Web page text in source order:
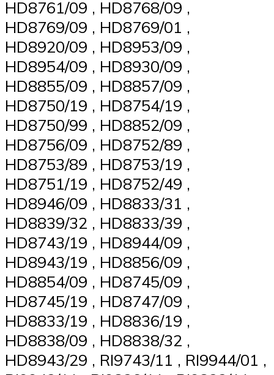
HD8761/09 , HD8768/09 ,
HD8769/09 , HD8769/01 ,
HD8920/09 , HD8953/09 ,
HD8954/09 , HD8930/09 ,
HD8855/09 , HD8857/09 ,
HD8750/19 , HD8754/19 ,
HD8750/99 , HD8852/09 ,
HD8756/09 , HD8752/89 ,
HD8753/89 , HD8753/19 ,
HD8751/19 , HD8752/49 ,
HD8946/09 , HD8833/31 ,
HD8839/32 , HD8833/39 ,
HD8743/19 , HD8944/09 ,
HD8943/19 , HD8856/09 ,
HD8854/09 , HD8745/09 ,
HD8745/19 , HD8747/09 ,
HD8833/19 , HD8836/19 ,
HD8838/09 , HD8838/32 ,
HD8943/29 , RI9743/11 , RI9944/01 ,